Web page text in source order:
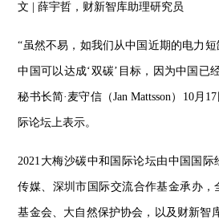
文 | 薛宇哲，财新智库助理研究员
“虽然不易，如我们从中国近期的电力短
中国可以达成‘双碳’目标，因为中国已
秘书长简·麦守信（Jan Mattsson）10月
际论坛上表示。
2021大梅沙碳中和国际论坛由中国国
传媒、深圳市国际交流合作基金承办，
基金会、大自然保护协会，以及财新智